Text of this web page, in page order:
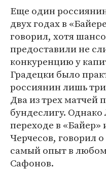
Еще один
двух годах в
говорил, хотя
предоставили не
конкуренцию у
Градецки было
россиянин лишь
Два из трех матчей
бундеслигу.
переходе в «Байер»
Черчесов, говорил
самый опыт в
Сафонов.